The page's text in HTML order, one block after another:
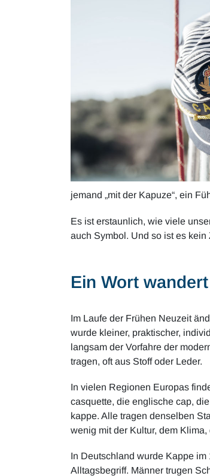
jemand „mit der Kapuze“, ein
Es ist erstaunlich, wie viele
auch Symbol. Und so ist es
Ein Wort
Im Laufe der Frühen Neuzeit
wurde kleiner, praktischer,
langsam der Vorfahre der
tragen, oft aus Stoff oder Leder.
In vielen Regionen Europas
casquette, die englische cap,
kappe. Alle tragen denselben
wenig mit der Kultur, dem
In Deutschland wurde Kappe
Alltagsbegriff. Männer trugen